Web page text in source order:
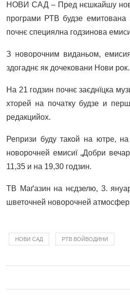
НОВИ САД – Пред нєшкайшу
програми РТВ будзе емитована
почнє специялна годзинова
З новорочним виданьом,
здогаднє як дочековани Нови рок.
На 21 годзин почнє заєднїцка
хторей на початку будзе и
редакцийох.
Репризи буду такой на ютре,
новорочней емисиї „Добри
11,35 и на 19,30 годзин.
ТВ Маґазин на нєдзелю, 3.
шветочней новорочней
НОВИ САД РТВ ВОЙВОДИНИ